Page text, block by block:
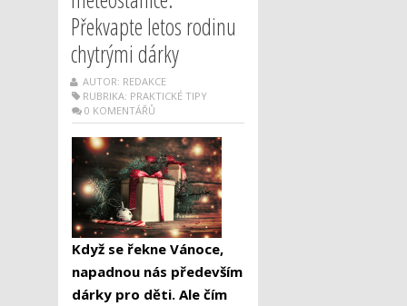
Překvapte letos rodinu
chytrými dárky
AUTOR: REDAKCE
RUBRIKA: PRAKTICKÉ TIPY
0 KOMENTÁŘŮ
Když se řekne Vánoce,
napadnou nás především
dárky pro děti. Ale čím